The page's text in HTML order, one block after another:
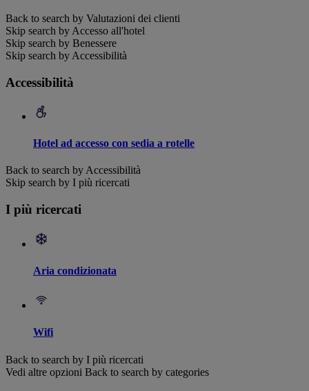
Back to search by Valutazioni dei clienti
Skip search by Accesso all'hotel
Skip search by Benessere
Skip search by Accessibilità
Accessibilità
Hotel ad accesso con sedia a rotelle
Back to search by Accessibilità
Skip search by I più ricercati
I più ricercati
Aria condizionata
Wifi
Back to search by I più ricercati
Vedi altre opzioni Back to search by categories